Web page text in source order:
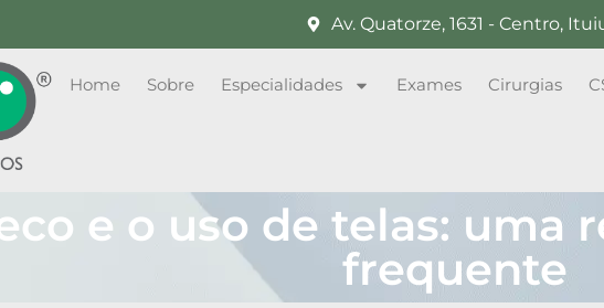
Av. Quatorze, 1631 - Centro,
Home Sobre Especialidades Exames Cirurgias
e o uso de telas: uma
frequente